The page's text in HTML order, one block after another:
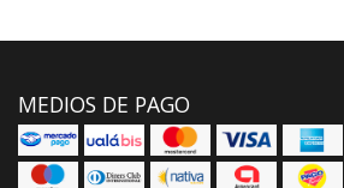
MEDIOS DE PAGO